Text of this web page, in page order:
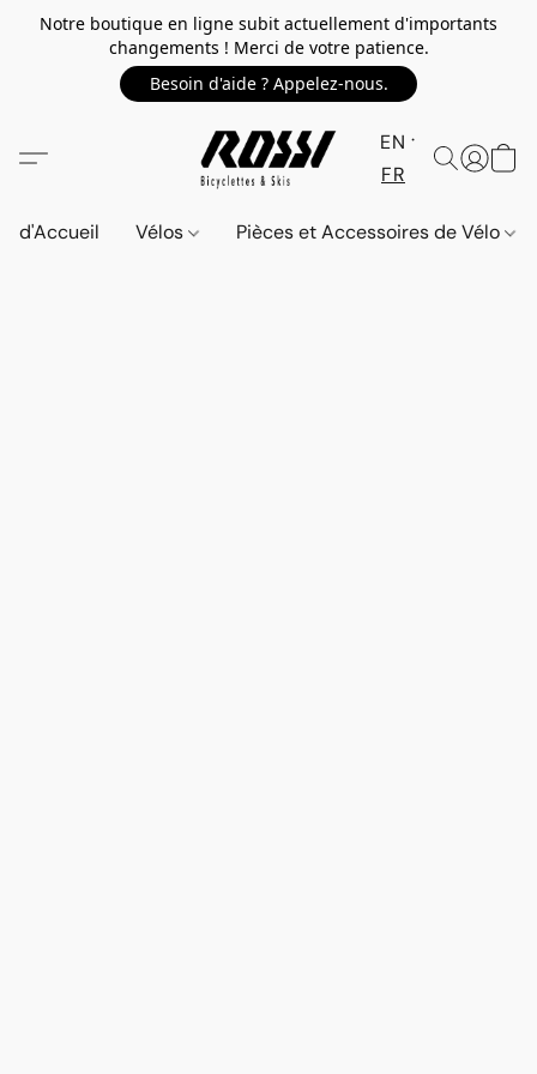
Notre boutique en ligne subit actuellement d'importants
changements ! Merci de votre patience.
Besoin d'aide ? Appelez-nous.
EN
FR
d'Accueil Vélos Pièces et Accessoires de Vélo